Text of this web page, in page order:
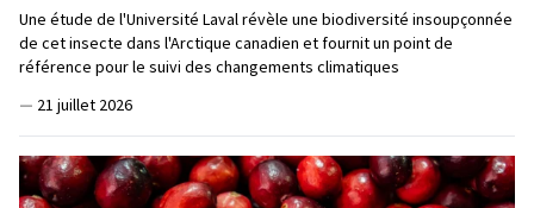
Une étude de l'Université Laval révèle une biodiversité insoupçonnée
de cet insecte dans l'Arctique canadien et fournit un point de
référence pour le suivi des changements climatiques
— 21 juillet 2026